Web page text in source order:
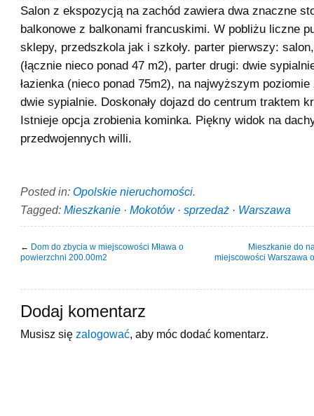
Salon z ekspozycją na zachód zawiera dwa znaczne
balkonowe z balkonami francuskimi. W pobliżu liczne
sklepy, przedszkola jak i szkoły. parter pierwszy:
(łącznie nieco ponad 47 m2), parter drugi: dwie
łazienka (nieco ponad 75m2), na najwyższym
dwie sypialnie. Doskonały dojazd do centrum traktem
Istnieje opcja zrobienia kominka. Piękny widok na
przedwojennych willi.
Posted in: Opolskie nieruchomości.
Tagged: Mieszkanie · Mokotów· sprzedaż · Warszawa
← Dom do zbycia w miejscowości Mława o
powierzchni 200.00m2
Mieszkanie do
miejscowości Warszawa
Dodaj komentarz
Musisz się zalogować , aby móc dodać komentarz.